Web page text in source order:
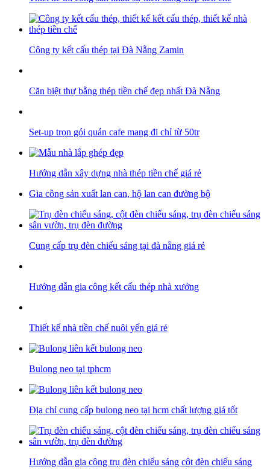
Công ty kết cấu thép tại Đà Nẵng Zamin
Căn biệt thự bằng thép tiền chế đẹp nhất Đà Nẵng
Set-up trọn gói quán cafe mang đi chỉ từ 50tr
Hướng dẫn xây dựng nhà thép tiền chế giá rẻ
Gia công sản xuất lan can, hộ lan can đường bộ
Cung cấp trụ đèn chiếu sáng tại đà nẵng giá rẻ
Hướng dẫn gia công kết cấu thép nhà xưởng
Thiết kế nhà tiền chế nuôi yến giá rẻ
Bulong neo tại tphcm
Địa chỉ cung cấp bulong neo tại hcm chất lượng giá tốt
Hướng dẫn gia công trụ đèn chiếu sáng cột đèn chiếu sáng